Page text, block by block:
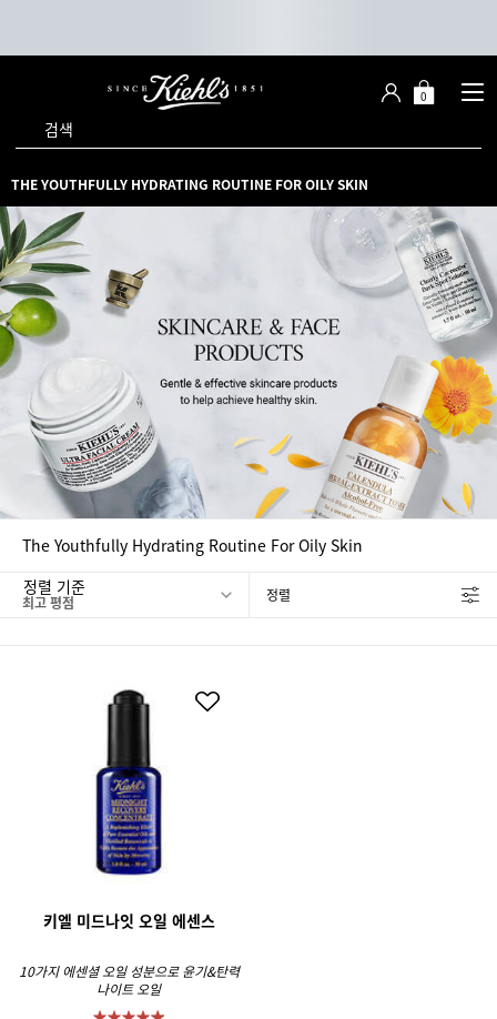
검색
장
니
0
THE YOUTHFULLY HYDRATING ROUTINE FOR OILY SKIN
The Youthfully Hydrating Routine For Oily Skin
정렬 기준
정렬
FILTER MENU
키엘 미드나잇 오일 에센스
10가지 에센셜 오일 성분으로 윤기&탄력
나이트 오일